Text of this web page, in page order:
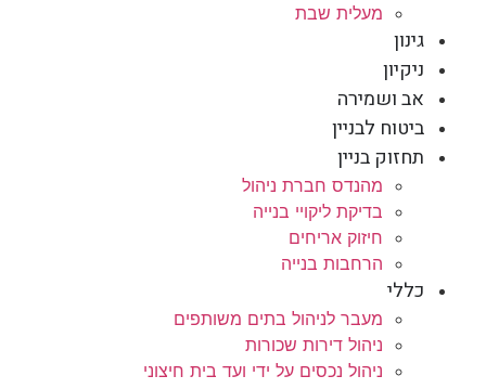
מעלית שבת
גינון
ניקיון
אב ושמירה
ביטוח לבניין
תחזוק בניין
מהנדס חברת ניהול
בדיקת ליקויי בנייה
חיזוק אריחים
הרחבות בנייה
כללי
מעבר לניהול בתים משותפים
ניהול דירות שכורות
ניהול נכסים על ידי ועד בית חיצוני